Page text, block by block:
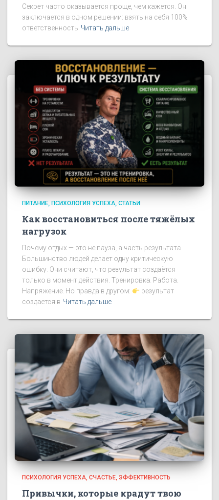
Секрет часто оказывается проще, чем кажется. Он
заключается в одном решении: взять на себя 100%
ответственность Читать дальше
ПИТАНИЕ ПСИХОЛОГИЯ УСПЕХА СТАТЬИ
Как восстановиться после тяжёлых
нагрузок
Почему отдых — это не пауза, а часть результата
Большинство людей делает одну критическую
ошибку. Они считают, что результат создаётся
только в момент действия. Тренировка. Работа.
Напряжение. Но правда в другом:
результат
создаётся в Читать дальше
ПСИХОЛОГИЯ УСПЕХА СЧАСТЬЕ ЭФФЕКТИВНОСТЬ
Привычки, которые крадут твою